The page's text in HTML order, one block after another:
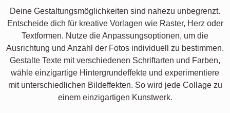
Deine Gestaltungsmöglichkeiten sind nahezu unbegrenzt.
Entscheide dich für kreative Vorlagen wie Raster, Herz oder
Textformen. Nutze die Anpassungsoptionen, um die
Ausrichtung und Anzahl der Fotos individuell zu bestimmen.
Gestalte Texte mit verschiedenen Schriftarten und Farben,
wähle einzigartige Hintergrundeffekte und experimentiere
mit unterschiedlichen Bildeffekten. So wird jede Collage zu
einem einzigartigen Kunstwerk.